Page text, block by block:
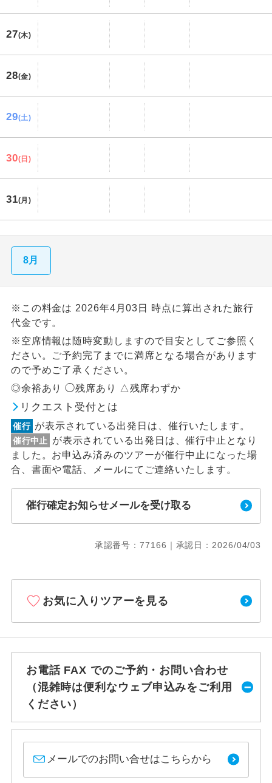
27(木)
28(金)
29(土)
30(日)
31(月)
8月
※この料金は 2026年4月03日 時点に算出された旅行
代金です。
※空席情報は随時変動しますので目安としてご参照く
ださい。ご予約完了までに満席となる場合があります
ので予めご了承ください。
◎余裕あり ◯残席あり △残席わずか
リクエスト受付とは
催行 が表示されている出発日は、催行いたします。
催行中止
が表示されている出発日は、催行中止となり
ました。お申込み済みのツアーが催行中止になった場
合、書面や電話、メールにてご連絡いたします。
催行確定お知らせメールを受け取る
承認番号：77166｜承認日：2026/04/03
お気に入りツアーを見る
お電話 FAX でのご予約・お問い合わせ
（混雑時は便利なウェブ申込みをご利用
ください）
メールでのお問い合せはこちらから